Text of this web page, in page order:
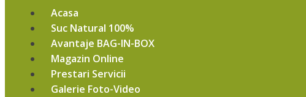
Acasa
Suc Natural 100%
Avantaje BAG-IN-BOX
Magazin Online
Prestari Servicii
Galerie Foto-Video